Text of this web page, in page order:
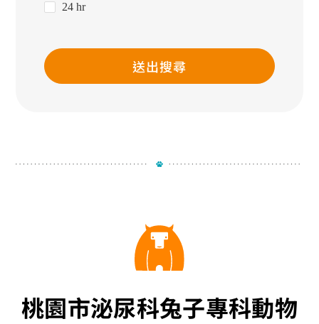
24 hr
送出搜尋
桃園市泌尿科兔子專科動物